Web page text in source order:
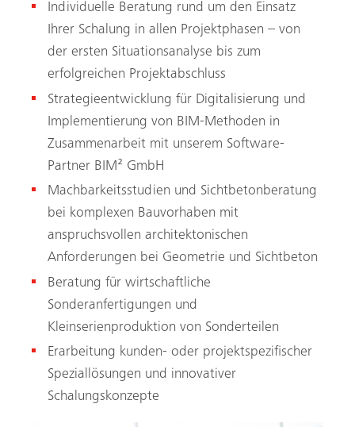
Individuelle Beratung rund um den Einsatz
Ihrer Schalung in allen Projektphasen – von
der ersten Situationsanalyse bis zum
erfolgreichen Projektabschluss
Strategieentwicklung für Digitalisierung und
Implementierung von BIM-Methoden in
Zusammenarbeit mit unserem Software-
Partner BIM² GmbH
Machbarkeitsstudien und Sichtbetonberatung
bei komplexen Bauvorhaben mit
anspruchsvollen architektonischen
Anforderungen bei Geometrie und Sichtbeton
Beratung für wirtschaftliche
Sonderanfertigungen und
Kleinserienproduktion von Sonderteilen
Erarbeitung kunden- oder projektspezifischer
Speziallösungen und innovativer
Schalungskonzepte